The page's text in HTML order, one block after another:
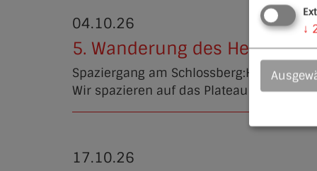
04.10.26
5. Wanderung des Heidecker
Spaziergang am
Wir spazieren auf das Plateau und weiter
17.10.26
↓